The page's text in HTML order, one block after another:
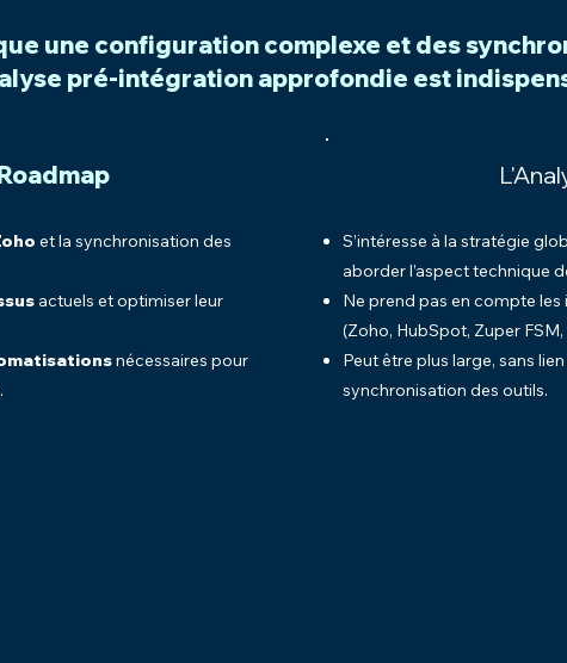
une configuration complexe et des
pré-intégration approfondie est
et la synchronisation des
actuels et optimiser leur
nécessaires pour
S’intéresse à la stratégie
aborder l’aspect technique
Ne prend pas en compte
(Zoho, HubSpot, Zuper
Peut être plus large, sans
synchronisation des outils.